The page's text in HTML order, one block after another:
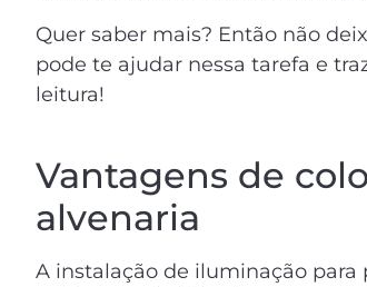
Quer saber mais? Então não
pode te ajudar nessa tarefa e
leitura!
Vantagens de
alvenaria
A instalação de iluminação